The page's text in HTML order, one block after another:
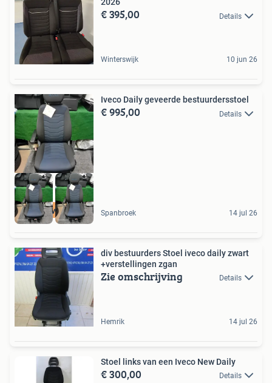
2026
€ 395,00 Details
Winterswijk 10 jun 26
Blauw zwart bekl
Iveco Daily geveerde bestuurdersstoel
€ 995,00 Details
Spanbroek 14 jul 26
div bestuurders Stoel iveco daily zwart
+verstellingen zgan
Zie omschrijving Details
Hemrik 14 jul 26
Stoel links van een Iveco New Daily
€ 300,00 Details